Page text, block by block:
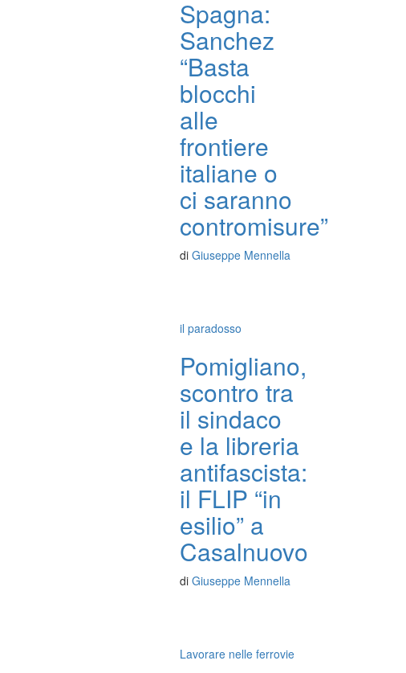
Spagna:
Sanchez
“Basta
blocchi
alle
frontiere
italiane o
ci saranno
contromisure”
di Giuseppe Mennella
il paradosso
Pomigliano,
scontro tra
il sindaco
e la libreria
antifascista:
il FLIP “in
esilio” a
Casalnuovo
di Giuseppe Mennella
Lavorare nelle ferrovie